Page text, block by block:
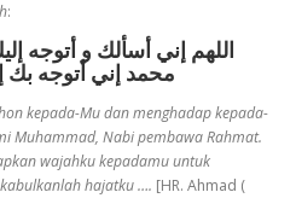
:
اللهم إني أسألك و أتوجه
محمد إني أتوجه
kepada-Mu dan menghadap kepada-
Muhammad, Nabi pembawa Rahmat.
wajahku kepadamu untuk
hajatku …. [HR. Ahmad (